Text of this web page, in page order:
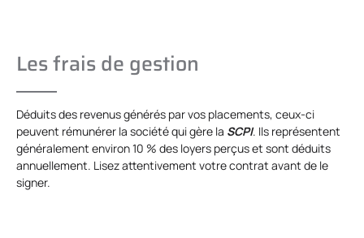
Les frais de gestion
Déduits des revenus générés par vos placements, ceux-ci
peuvent rémunérer la société qui gère la SCPI. Ils représentent
généralement environ 10 % des loyers perçus et sont déduits
annuellement. Lisez attentivement votre contrat avant de le
signer.